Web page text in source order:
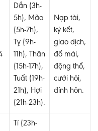
Dần (3h-
5h), Mão
(5h-7h),
Tỵ (9h-
11h), Thân
(15h-17h),
Tuất (19h-
21h), Hợi
(21h-23h).
Nạp tài,
ký kết,
giao dịch,
đổ mái,
động thổ,
cưới hỏi,
đính hôn.
Tí (23h-